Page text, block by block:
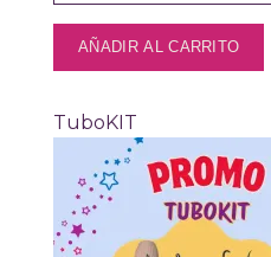
TuboKIT